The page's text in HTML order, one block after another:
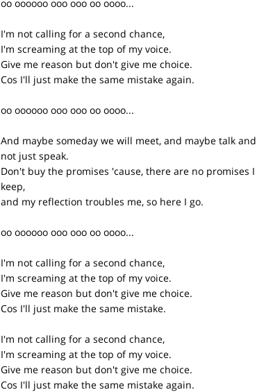
oo oooooo ooo ooo oo oooo...
I'm not calling for a second chance,
I'm screaming at the top of my voice.
Give me reason but don't give me choice.
Cos I'll just make the same mistake again.
oo oooooo ooo ooo oo oooo...
And maybe someday we will meet, and maybe talk and
not just speak.
Don't buy the promises 'cause, there are no promises I
keep,
and my reflection troubles me, so here I go.
oo oooooo ooo ooo oo oooo...
I'm not calling for a second chance,
I'm screaming at the top of my voice.
Give me reason but don't give me choice.
Cos I'll just make the same mistake.
I'm not calling for a second chance,
I'm screaming at the top of my voice.
Give me reason but don't give me choice.
Cos I'll just make the same mistake again.